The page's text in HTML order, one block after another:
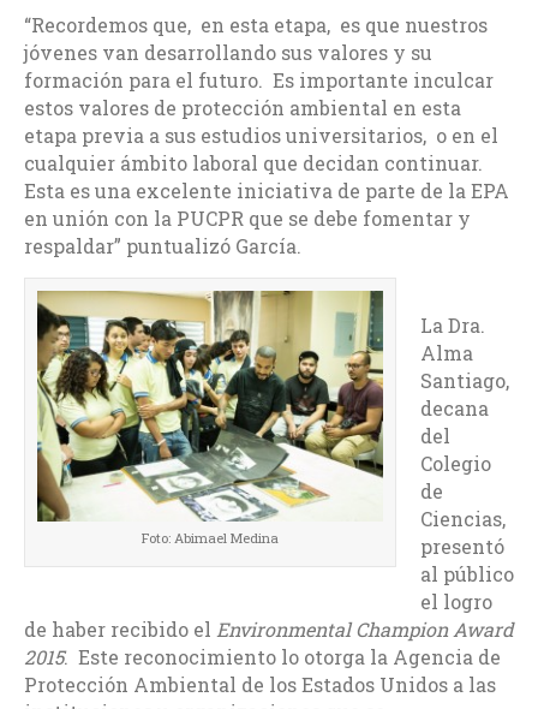
“Recordemos que, en esta etapa, es que nuestros
jóvenes van desarrollando sus valores y su
formación para el futuro. Es importante inculcar
estos valores de protección ambiental en esta
etapa previa a sus estudios universitarios, o en el
cualquier ámbito laboral que decidan continuar.
Esta es una excelente iniciativa de parte de la EPA
en unión con la PUCPR que se debe fomentar y
respaldar” puntualizó García.
Foto: Abimael Medina
La Dra.
Alma
Santiago,
decana
del
Colegio
de
Ciencias,
presentó
al público
el logro
de haber recibido el Environmental Champion Award
2015. Este reconocimiento lo otorga la Agencia de
Protección Ambiental de los Estados Unidos a las